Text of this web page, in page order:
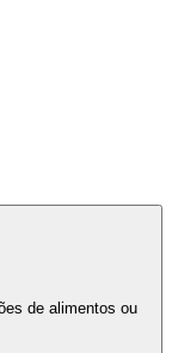
de alimentos ou